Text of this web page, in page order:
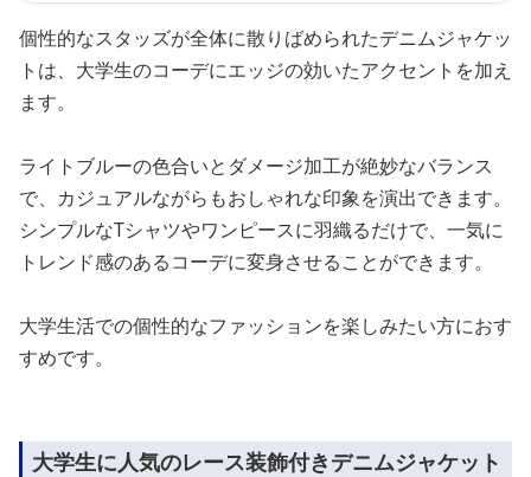
個性的なスタッズが全体に散りばめられたデニムジャケッ
トは、大学生のコーデにエッジの効いたアクセントを加え
ます。
ライトブルーの色合いとダメージ加工が絶妙なバランス
で、カジュアルながらもおしゃれな印象を演出できます。
シンプルなTシャツやワンピースに羽織るだけで、一気に
トレンド感のあるコーデに変身させることができます。
大学生活での個性的なファッションを楽しみたい方におす
すめです。
大学生に人気のレース装飾付きデニムジャケット